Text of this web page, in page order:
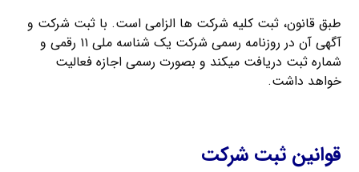
طبق قانون، ثبت کلیه شرکت‌ ها الزامی است. با ثبت شرکت و
آگهی آن در روزنامه رسمی شرکت یک شناسه ملی ۱۱ رقمی و
شماره ثبت دریافت میکند و بصورت رسمی اجازه فعالیت
خواهد داشت.
قوانین ثبت شرکت